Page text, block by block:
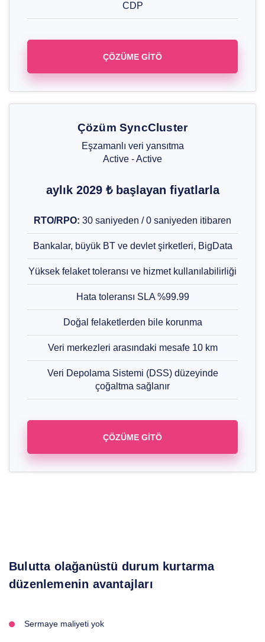
CDP
ÇÖZÜME GİTÖ
Çözüm SyncCluster
Eşzamanlı veri yansıtma
Active - Active
aylık 2029 ₺ başlayan fiyatlarla
RTO/RPO: 30 saniyeden / 0 saniyeden itibaren
Bankalar, büyük BT ve devlet şirketleri, BigData
Yüksek felaket toleransı ve hizmet kullanılabilirliği
Hata toleransı SLA %99.99
Doğal felaketlerden bile korunma
Veri merkezleri arasındaki mesafe 10 km
Veri Depolama Sistemi (DSS) düzeyinde
çoğaltma sağlanır
ÇÖZÜME GİTÖ
Bulutta olağanüstü durum kurtarma
düzenlemenin avantajları
Sermaye maliyeti yok